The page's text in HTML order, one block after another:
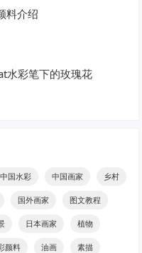
料介绍
水彩笔下的玫瑰花
中国水彩 中国画家 乡村
国外画家 图文教程
日本画家 植物
颜料 油画 素描